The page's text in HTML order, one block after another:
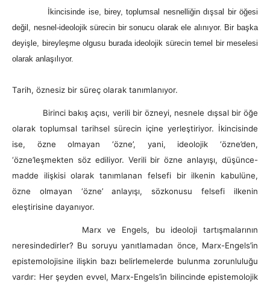
İkincisinde ise, birey, toplumsal nesnelliğin dışsal bir öğesi
değil, nesnel-ideolojik sürecin bir sonucu olarak ele alınıyor. Bir başka
deyişle, bireyleşme olgusu burada ideolojik sürecin temel bir meselesi
olarak anlaşılıyor.
Tarih, öznesiz bir süreç olarak tanımlanıyor.
Birinci bakış açısı, verili bir özneyi, nesnele dışsal bir öğe
olarak toplumsal tarihsel sürecin içine yerleştiriyor. İkincisinde
ise, özne olmayan ‘özne’, yani, ideolojik ‘özne’den,
‘özne’leşmekten söz ediliyor. Verili bir özne anlayışı, düşünce-
madde ilişkisi olarak tanımlanan felsefi bir ilkenin kabulüne,
özne olmayan ‘özne’ anlayışı, sözkonusu felsefi ilkenin
eleştirisine dayanıyor.
Marx ve Engels, bu ideoloji tartışmalarının
neresindedirler? Bu soruyu yanıtlamadan önce, Marx-Engels’in
epistemolojisine ilişkin bazı belirlemelerde bulunma zorunluluğu
vardır: Her şeyden evvel, Marx-Engels’in bilincinde epistemolojik